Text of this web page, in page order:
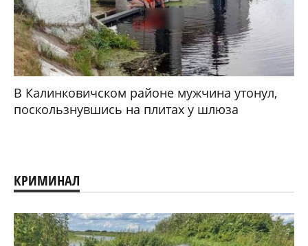
В Калинковичском районе мужчина утонул,
поскользнувшись на плитах у шлюза
КРИМИНАЛ